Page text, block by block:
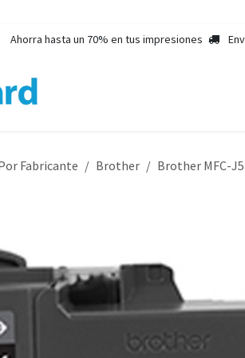
Ahorra hasta un 70% en tus impresiones
Fabricante Brother Brother MFC-